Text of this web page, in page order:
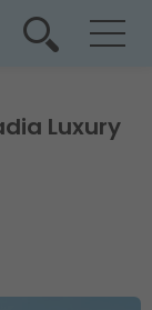
Luxury